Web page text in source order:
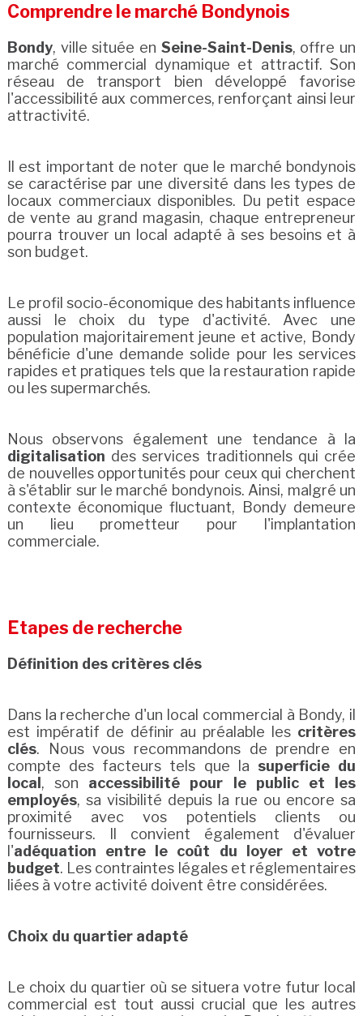
Comprendre le marché Bondynois
Bondy, ville située en Seine-Saint-Denis, offre un
marché commercial dynamique et attractif. Son
réseau de transport bien développé favorise
l'accessibilité aux commerces, renforçant ainsi leur
attractivité.
Il est important de noter que le marché bondynois
se caractérise par une diversité dans les types de
locaux commerciaux disponibles. Du petit espace
de vente au grand magasin, chaque entrepreneur
pourra trouver un local adapté à ses besoins et à
son budget.
Le profil socio-économique des habitants influence
aussi le choix du type d'activité. Avec une
population majoritairement jeune et active, Bondy
bénéficie d'une demande solide pour les services
rapides et pratiques tels que la restauration rapide
ou les supermarchés.
Nous observons également une tendance à la
digitalisation des services traditionnels qui crée
de nouvelles opportunités pour ceux qui cherchent
à s'établir sur le marché bondynois. Ainsi, malgré un
contexte économique fluctuant, Bondy demeure
un lieu prometteur pour l'implantation
commerciale.
Etapes de recherche
Définition des critères clés
Dans la recherche d'un local commercial à Bondy, il
est impératif de définir au préalable les critères
clés. Nous vous recommandons de prendre en
compte des facteurs tels que la superficie du
local , son accessibilité pour le public et les
employés, sa visibilité depuis la rue ou encore sa
proximité avec vos potentiels clients ou
fournisseurs. Il convient également d'évaluer
l'adéquation entre le coût du loyer et votre
budget. Les contraintes légales et réglementaires
liées à votre activité doivent être considérées.
Choix du quartier adapté
Le choix du quartier où se situera votre futur local
commercial est tout aussi crucial que les autres